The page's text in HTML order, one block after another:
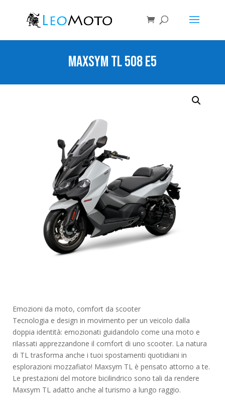
MAXSYM TL 508 E5
Emozioni da moto, comfort da scooter
Tecnologia e design in movimento per un veicolo dalla
doppia identità: emozionati guidandolo come una moto e
rilassati apprezzandone il comfort di uno scooter. La natura
di TL trasforma anche i tuoi spostamenti quotidiani in
esplorazioni mozzafiato! Maxsym TL è pensato attorno a te.
Le prestazioni del motore bicilindrico sono tali da rendere
Maxsym TL adatto anche al turismo a lungo raggio.